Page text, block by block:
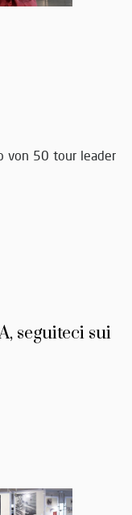
von 50 tour leader
seguiteci sui